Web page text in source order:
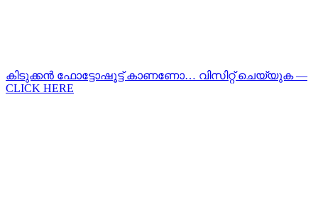
കിടുക്കന്‍ ഫോട്ടോഷൂട്ട്‌ കാണണോ… വിസിറ്റ് ചെയ്യുക —
CLICK HERE